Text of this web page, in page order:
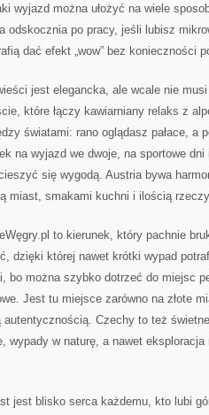
wyjazd można ułożyć na wiele
odskocznia po pracy, jeśli lubisz
dać efekt „wow” bez konieczności
jest elegancka, ale wcale nie
które łączy kawiarniany relaks z
światami: rano oglądasz pałace, a
na wyjazd we dwoje, na sportowe
się wygodą. Austria bywa
miast, smakami kuchni i ilością
to kierunek, który pachnie
dzięki której nawet krótki wypad
bo można szybko dotrzeć do miejsc
Jest tu miejsce zarówno na złote
autentycznością. Czechy to też
wypady w naturę, a nawet
jest blisko serca każdemu, kto lubi